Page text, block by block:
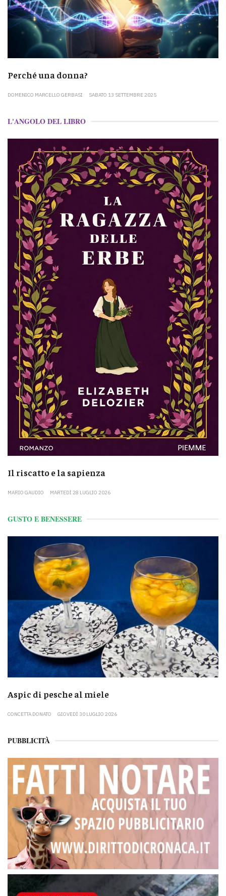
Perché una donna?
DOMENICO MARCELLO GERBASI SABATO 13 SETTEMBRE 2025
L'ANGOLO DEL LIBRO
Il riscatto e la sapienza
MARIO GAUDIO MARTEDÌ 28 LUGLIO 2026
GUSTO E BENESSERE
Aspic di pesche al miele
CONCETTA DONATO GIOVEDÌ 30 LUGLIO 2026
PUBBLICITÀ